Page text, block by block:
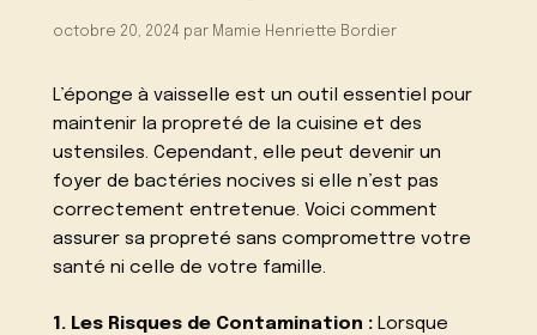
octobre 20, 2024 par Mamie Henriette Bordier
L’éponge à vaisselle est un outil essentiel pour
maintenir la propreté de la cuisine et des
ustensiles. Cependant, elle peut devenir un
foyer de bactéries nocives si elle n’est pas
correctement entretenue. Voici comment
assurer sa propreté sans compromettre votre
santé ni celle de votre famille.
1. Les Risques de Contamination : Lorsque